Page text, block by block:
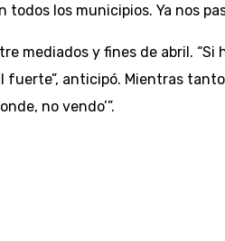
todos los municipios. Ya nos
mediados y fines de abril.
anticipó. Mientras
no vendo’”.